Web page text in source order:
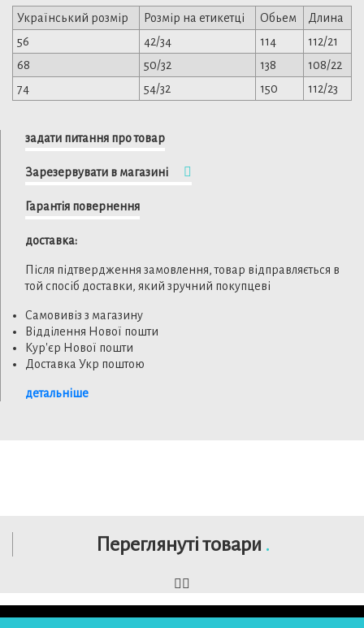
Український розмір Розмір на етикетці Обьем
Длина
56
42/34 114
112/21
68
50/32 138
108/22
74
54/32 150 112/23
задати питання про товар
Зарезервувати в магазині
Гарантія повернення
доставка:
Після підтвердження замовлення, товар відправляється в
той спосіб доставки, який зручний покупцеві
Самовивіз з магазину
Відділення Нової пошти
Кур'єр Нової пошти
Доставка Укр поштою
детальніше
Переглянуті товари .